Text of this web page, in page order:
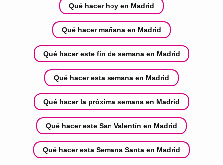
Qué hacer hoy en Madrid
Qué hacer mañana en Madrid
Qué hacer este fin de semana en Madrid
Qué hacer esta semana en Madrid
Qué hacer la próxima semana en Madrid
Qué hacer este San Valentín en Madrid
Qué hacer esta Semana Santa en Madrid